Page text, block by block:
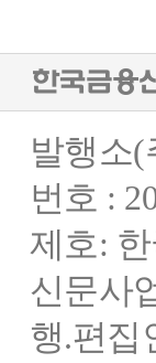
발행소(
번호 :
제호:
신문사
행.편집